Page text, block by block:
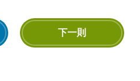
下一則